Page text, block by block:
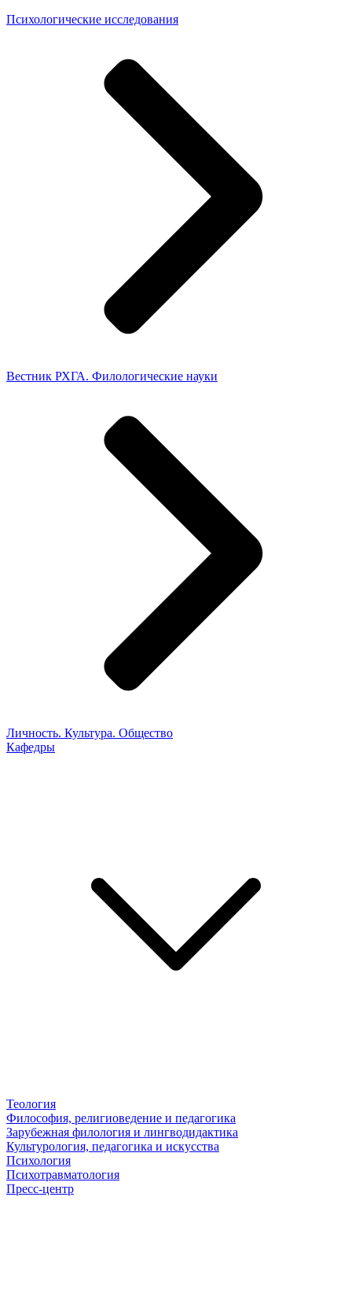
Психологические исследования
Вестник РХГА. Филологические науки
Личность. Культура. Общество
Кафедры
Теология
Философия, религиоведение и педагогика
Зарубежная филология и лингводидактика
Культурология, педагогика и искусства
Психология
Психотравматология
Пресс-центр